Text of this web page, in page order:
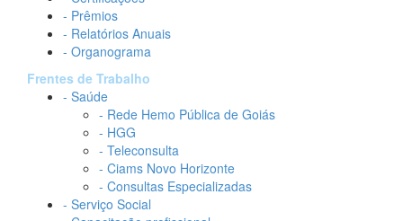
- Prêmios
- Relatórios Anuais
- Organograma
Frentes de Trabalho
- Saúde
- Rede Hemo Pública de Goiás
- HGG
- Teleconsulta
- Ciams Novo Horizonte
- Consultas Especializadas
- Serviço Social